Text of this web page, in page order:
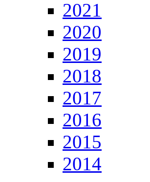
2021
2020
2019
2018
2017
2016
2015
2014